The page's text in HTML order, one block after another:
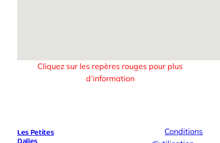
Cliquez sur les repères rouges pour plus
d’information
Les Petites
Conditions